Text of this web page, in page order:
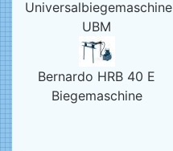
Universalbiegemaschine
UBM
Bernardo HRB 40 E
Biegemaschine